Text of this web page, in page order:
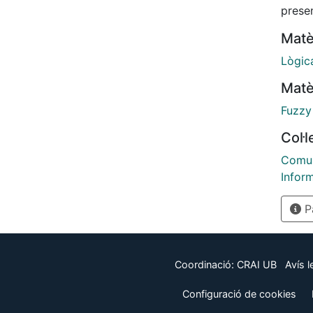
no
we
an
Coordinació: CRAI UB Avís
Configuració de cookies